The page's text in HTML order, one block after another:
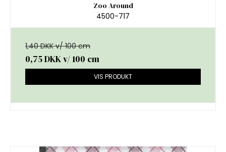
Zoo Around
4500-717
1,40 DKK v/ 100 cm
0,75 DKKv/ 100 cm
VIS PRODUKT